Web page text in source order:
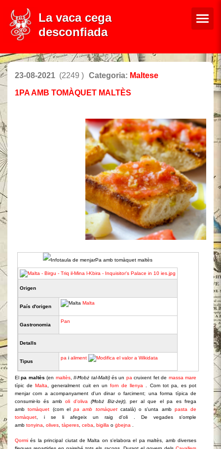
La vaca cega
desconfiada
23-08-2021 (2249 ) Categoria: Maltese
1PA AMB TOMÀQUET MALTÈS
Pa amb tomàquet maltès
Origen
País d'origen
Malta
Gastronomia
Pan
Detalls
Tipus
pa i aliment
Elpa maltès (en maltès,Il-Ħobż tal-Malti)és un pa cruixent fet de massa mare
típic deMalta , generalment cuit en un forn de llenya
. Com tot pa, es pot
menjar com a acompanyament d'un dinar o farciment; una forma típica de
consumir-lo és amboli d'oliva (Ħobż Biz-żejt),
per al que el pa es frega
ambtomàquet (com el pa amb tomàquetcatalà) o s'unta amb pasta de
tomàquet , i se li afegeix un raig d'oli . De vegades s'omple
amb tonyina olives tàperes ceba bigilla o ġbejna
Qormi és la principal ciutat de Malta on s'elabora el pa maltès, amb diverses